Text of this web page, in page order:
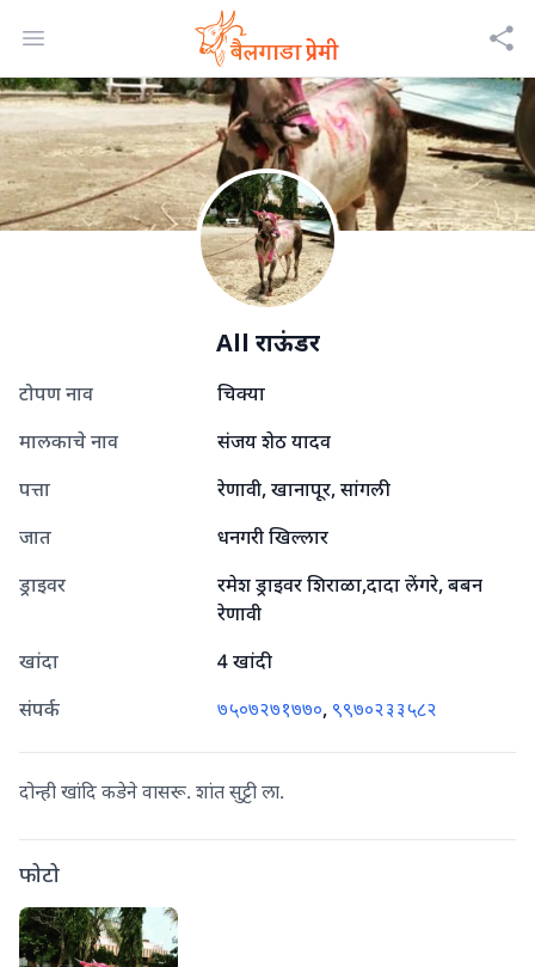
Open menu
All राऊंडर
टोपण नाव
चिक्या
मालकाचे नाव
संजय शेठ यादव
पत्ता
रेणावी, खानापूर, सांगली
जात
धनगरी खिल्लार
ड्राइवर
रमेश ड्राइवर शिराळा,दादा लेंगरे, बबन
रेणावी
खांदा
4 खांदी
संपर्क
७५०७२७१७७०, ९९७०२३३५८२
दोन्ही खांदि कडेने वासरू. शांत सुट्टी ला.
फोटो